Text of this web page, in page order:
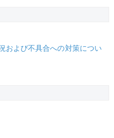
および不具合への対策につい